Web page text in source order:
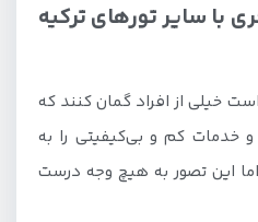
با سایر تورهای ترکیه
خیلی از افراد گمان کنند که
خدمات کم و بی‌کیفیتی را به
اما این تصور به هیچ وجه درست